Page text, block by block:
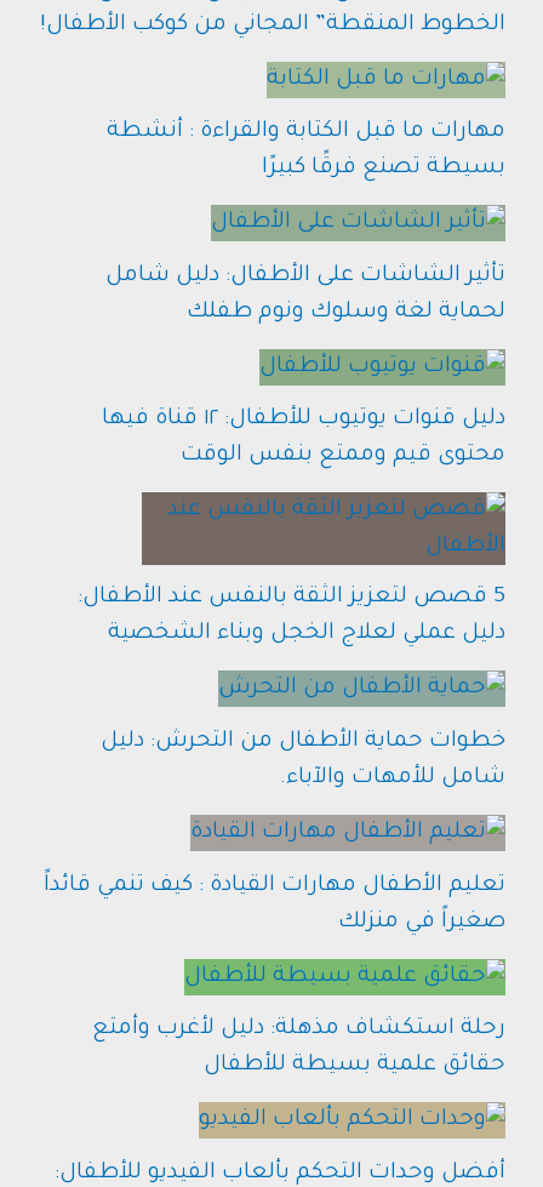
الخطوط المنقطة” المجاني من كوكب الأطفال!
مهارات ما قبل الكتابة والقراءة : أنشطة
بسيطة تصنع فرقًا كبيرًا
تأثير الشاشات على الأطفال: دليل شامل
لحماية لغة وسلوك ونوم طفلك
دليل قنوات يوتيوب للأطفال: ١٢ قناة فيها
محتوى قيم وممتع بنفس الوقت
5 قصص لتعزيز الثقة بالنفس عند الأطفال:
دليل عملي لعلاج الخجل وبناء الشخصية
خطوات حماية الأطفال من التحرش: دليل
شامل للأمهات والآباء.
تعليم الأطفال مهارات القيادة : كيف تنمي قائداً
صغيراً في منزلك
رحلة استكشاف مذهلة: دليل لأغرب وأمتع
حقائق علمية بسيطة للأطفال
أفضل وحدات التحكم بألعاب الفيديو للأطفال: